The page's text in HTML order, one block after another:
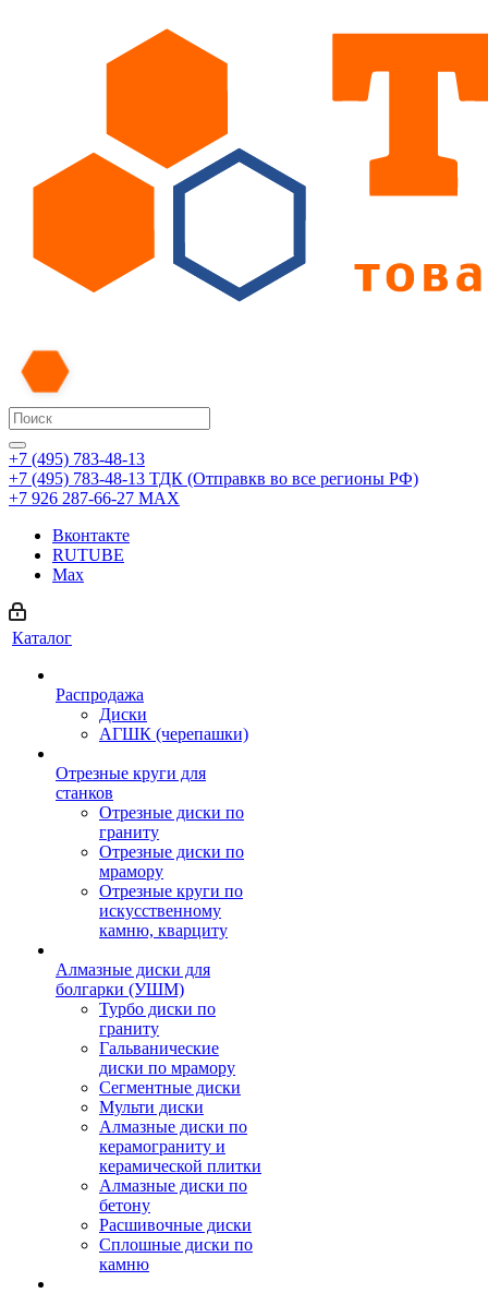
+7 (495) 783-48-13
+7 (495) 783-48-13 ТДК (Отправкв во все регионы РФ)
+7 926 287-66-27 МАХ
Вконтакте
RUTUBE
Max
Каталог
Распродажа
Диски
АГШК (черепашки)
Отрезные круги для
станков
Отрезные диски по
граниту
Отрезные диски по
мрамору
Отрезные круги по
искусственному
камню, кварциту
Алмазные диски для
болгарки (УШМ)
Турбо диски по
граниту
Гальванические
диски по мрамору
Сегментные диски
Мульти диски
Алмазные диски по
керамограниту и
керамической плитки
Алмазные диски по
бетону
Расшивочные диски
Сплошные диски по
камню